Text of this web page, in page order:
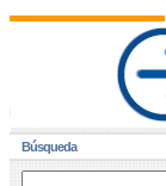
Búsqueda